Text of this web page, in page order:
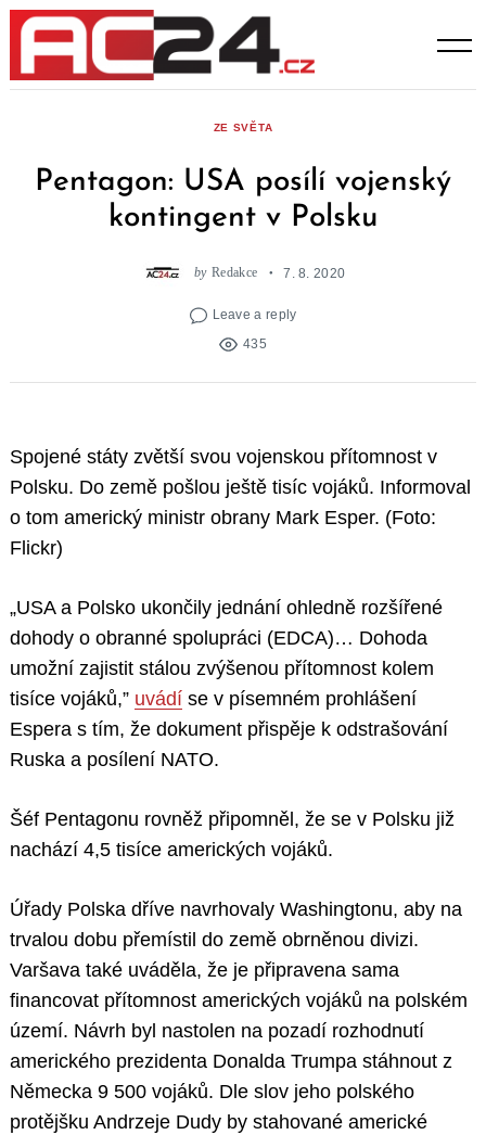
Skip
content
ZE SVĚTA
Pentagon: USA posílí vojenský
kontingent v Polsku
by Redakce 7. 8. 2020
Leave a reply
435
Spojené státy zvětší svou vojenskou přítomnost v
Polsku. Do země pošlou ještě tisíc vojáků. Informoval
o tom americký ministr obrany Mark Esper. (Foto:
Flickr)
„USA a Polsko ukončily jednání ohledně rozšířené
dohody o obranné spolupráci (EDCA)… Dohoda
umožní zajistit stálou zvýšenou přítomnost kolem
tisíce vojáků,” uvádí se v písemném prohlášení
Espera s tím, že dokument přispěje k odstrašování
Ruska a posílení NATO.
Šéf Pentagonu rovněž připomněl, že se v Polsku již
nachází 4,5 tisíce amerických vojáků.
Úřady Polska dříve navrhovaly Washingtonu, aby na
trvalou dobu přemístil do země obrněnou divizi.
Varšava také uváděla, že je připravena sama
financovat přítomnost amerických vojáků na polském
území. Návrh byl nastolen na pozadí rozhodnutí
amerického prezidenta Donalda Trumpa stáhnout z
Německa 9 500 vojáků. Dle slov jeho polského
protějšku Andrzeje Dudy by stahované americké